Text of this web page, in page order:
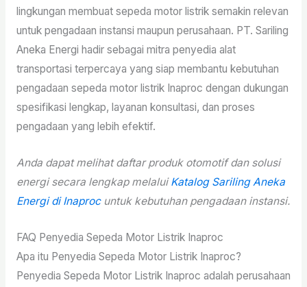
lingkungan membuat sepeda motor listrik semakin relevan
untuk pengadaan instansi maupun perusahaan. PT. Sariling
Aneka Energi hadir sebagai mitra penyedia alat
transportasi terpercaya yang siap membantu kebutuhan
pengadaan sepeda motor listrik Inaproc dengan dukungan
spesifikasi lengkap, layanan konsultasi, dan proses
pengadaan yang lebih efektif.
Anda dapat melihat daftar produk otomotif dan solusi
energi secara lengkap melaluiKatalog Sariling Aneka
Energi di Inaprocuntuk kebutuhan pengadaan instansi.
FAQ Penyedia Sepeda Motor Listrik Inaproc
Apa itu Penyedia Sepeda Motor Listrik Inaproc?
Penyedia Sepeda Motor Listrik Inaproc adalah perusahaan